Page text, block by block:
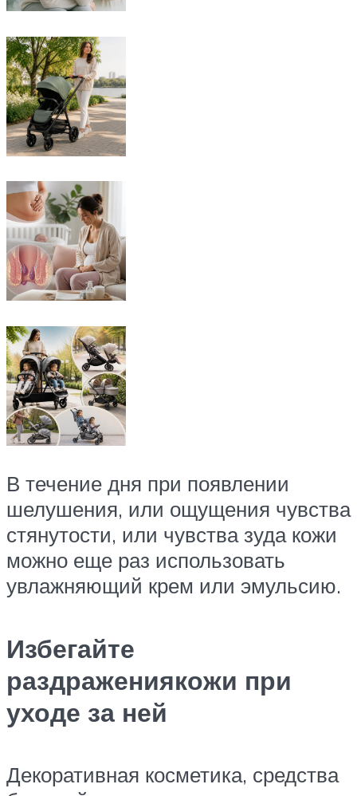
В течение дня при появлении
шелушения, или ощущения чувства
стянутости, или чувства зуда кожи
можно еще раз использовать
увлажняющий крем или эмульсию.
Избегайте
раздражениякожи при
уходе за ней
Декоративная косметика, средства